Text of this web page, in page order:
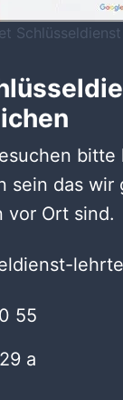
bitte
sein das wir
vor Ort sind.
55
a